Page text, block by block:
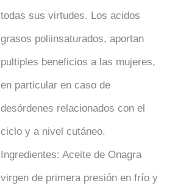
todas sus virtudes. Los acidos
grasos poliinsaturados, aportan
pultiples beneficios a las mujeres,
en particular en caso de
desórdenes relacionados con el
ciclo y a nivel cutáneo.
Ingredientes: Aceite de Onagra
virgen de primera presión en frío y